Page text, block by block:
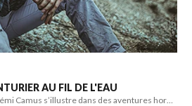
AU FIL DE L'EAU
Camus s’illustre dans des aventures hors